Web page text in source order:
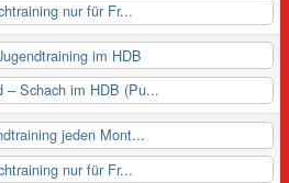
nur für Fr...
im HDB
– Schach im HDB (Pu...
jeden Mont...
nur für Fr...